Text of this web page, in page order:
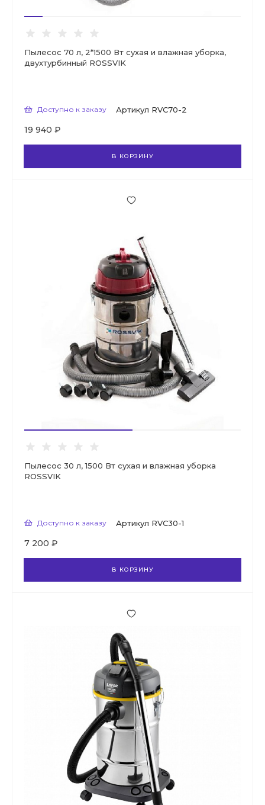
Пылесос 70 л, 2*1500 Вт сухая и влажная уборка,
двухтурбинный ROSSVIK
Доступно к заказу Артикул RVC70-2
19 940 ₽
В КОРЗИНУ
Пылесос 30 л, 1500 Вт сухая и влажная уборка
ROSSVIK
Доступно к заказу Артикул RVC30-1
7 200 ₽
В КОРЗИНУ